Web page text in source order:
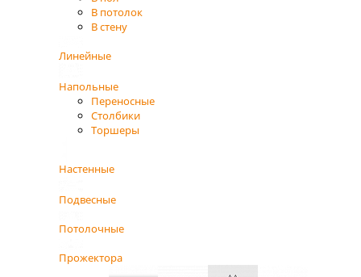
В потолок
В стену
Линейные
Напольные
Переносные
Столбики
Торшеры
Настенные
Подвесные
Потолочные
Прожектора